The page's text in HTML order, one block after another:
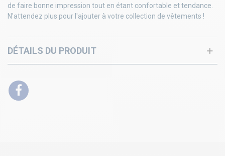
de faire bonne impression tout en étant confortable et tendance.
N'attendez plus pour l'ajouter à votre collection de vêtements !
DÉTAILS DU PRODUIT